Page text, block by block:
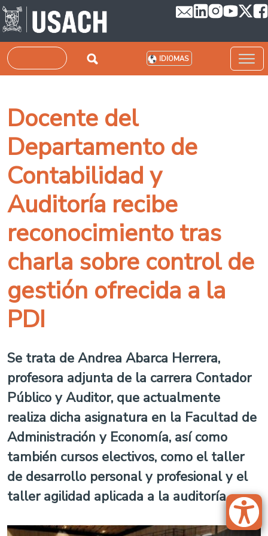
Pasar al contenido principal
Buscar IDIOMAS
Docente del
Departamento de
Contabilidad y
Auditoría recibe
reconocimiento tras
charla sobre control de
gestión ofrecida a la
PDI
Se trata de Andrea Abarca Herrera,
profesora adjunta de la carrera Contador
Público y Auditor, que actualmente
realiza dicha asignatura en la Facultad de
Administración y Economía, así como
también cursos electivos, como el taller
de desarrollo personal y profesional y el
taller agilidad aplicada a la auditoría.